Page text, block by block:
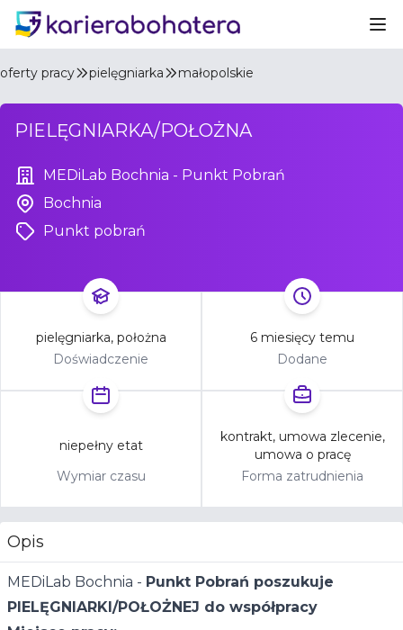
oferty pracy pielęgniarka małopolskie
PIELĘGNIARKA/POŁOŻNA
MEDiLab Bochnia - Punkt Pobrań
Bochnia
Punkt pobrań
pielęgniarka, położna
Doświadczenie
6 miesięcy temu
Dodane
niepełny etat
Wymiar czasu
kontrakt, umowa zlecenie,
umowa o pracę
Forma zatrudnienia
Opis
MEDiLab Bochnia - Punkt Pobrań poszukuje
PIELĘGNIARKI/POŁOŻNEJ do współpracy